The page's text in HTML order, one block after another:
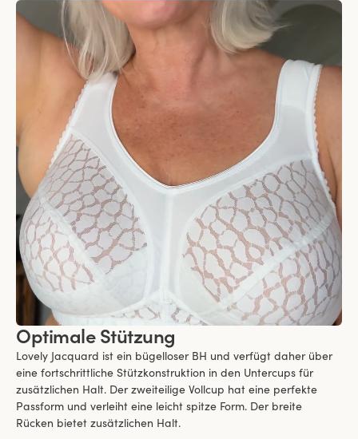
Optimale Stützung
Lovely Jacquard ist ein bügelloser BH und verfügt daher über
eine fortschrittliche Stützkonstruktion in den Untercups für
zusätzlichen Halt. Der zweiteilige Vollcup hat eine perfekte
Passform und verleiht eine leicht spitze Form. Der breite
Rücken bietet zusätzlichen Halt.